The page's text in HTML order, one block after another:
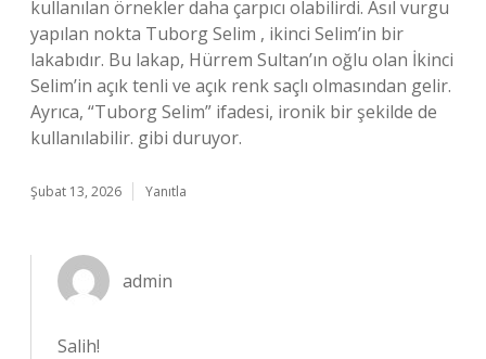
kullanılan örnekler daha çarpıcı olabilirdi. Asıl vurgu
yapılan nokta Tuborg Selim , ikinci Selim’in bir
lakabıdır. Bu lakap, Hürrem Sultan’ın oğlu olan İkinci
Selim’in açık tenli ve açık renk saçlı olmasından gelir.
Ayrıca, “Tuborg Selim” ifadesi, ironik bir şekilde de
kullanılabilir. gibi duruyor.
Şubat 13, 2026 Yanıtla
admin
Salih!